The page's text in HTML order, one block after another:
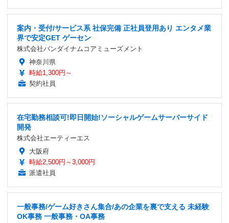
案内・受付/サービス系 社保完備 正社員登用あり エンタメ業
界で安定GET ゲーセン
株式会社バンダイナムコアミューズメント
神奈川県
時給1,300円～
契約社員
在宅勤務相談可!即日開始!ソーシャルゲームサーバーサイド
開発
株式会社エーティーエス
大阪府
時給2,500円～3,000円
派遣社員
一般事務/ゲーム好きさん集合/あの企業を裏で支える 未経験
OK事務 一般事務・OA事務